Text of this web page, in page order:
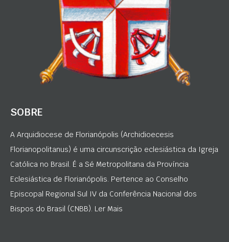
SOBRE
A Arquidiocese de Florianópolis (Archidioecesis
Florianopolitanus) é uma circunscrição eclesiástica da Igreja
Católica no Brasil. É a Sé Metropolitana da Província
Eclesiástica de Florianópolis. Pertence ao Conselho
Episcopal Regional Sul IV da Conferência Nacional dos
Bispos do Brasil (CNBB). Ler Mais